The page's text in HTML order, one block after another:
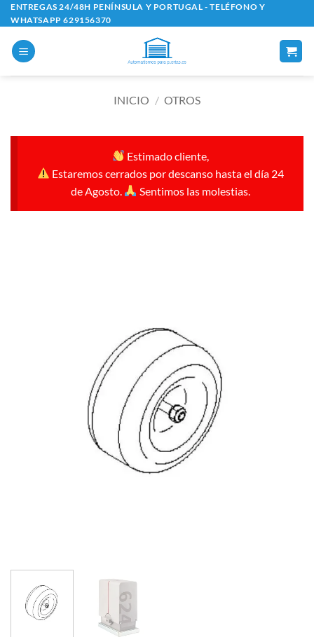
Saltar
al
contenido
ENTREGAS 24/48H PENÍNSULA Y PORTUGAL - TELÉFONO Y
WHATSAPP 629156370
INICIO / OTROS
Estimado cliente,
Estaremos cerrados por descanso hasta el día 24
de Agosto.
Sentimos las molestias.